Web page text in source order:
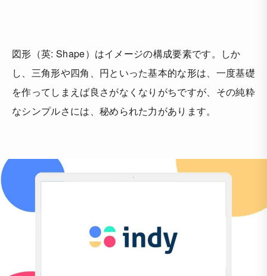
図形（英: Shape）はイメージの構成要素です。しか
し、三角形や四角、円といった基本的な形は、一度基礎
を作ってしまえば良さがなくなりがちですが、その純粋
なシンプルさには、秘められた力があります。